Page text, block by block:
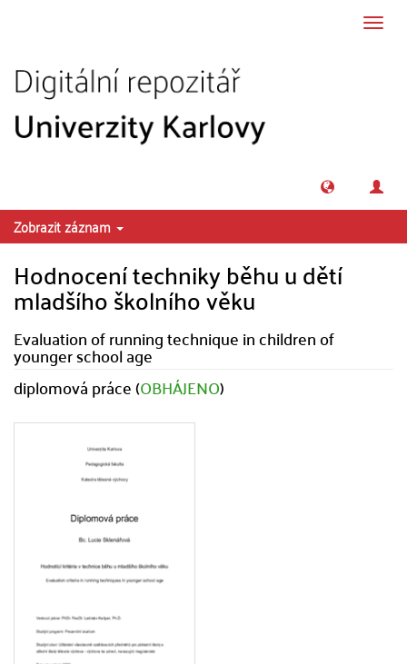
Zobrazit záznam
Hodnocení techniky běhu u dětí
mladšího školního věku
Evaluation of running technique in children of
younger school age
diplomová práce (OBHÁJENO)